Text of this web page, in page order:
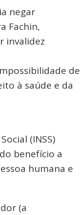
negar
Fachin,
invalidez
de
à saúde e da
(INSS)
benefício a
humana e
(a